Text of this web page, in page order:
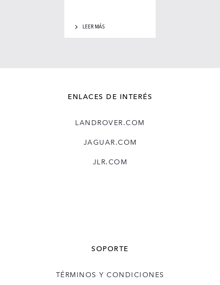
LEER MÁS
ENLACES DE INTERÉS
LANDROVER.COM
JAGUAR.COM
JLR.COM
SOPORTE
TÉRMINOS Y CONDICIONES